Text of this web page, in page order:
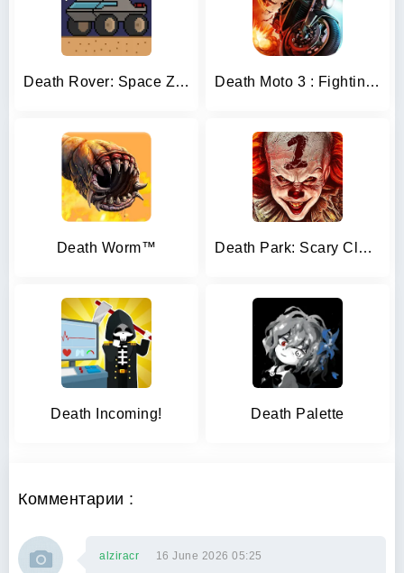
Death Rover: Space Zombie Race Death Moto 3 : Fighting Rider
Death Worm™ Death Park: Scary Clown Horror
Death Incoming! Death Palette
Комментарии :
alziracr 16 June 2026 05:25